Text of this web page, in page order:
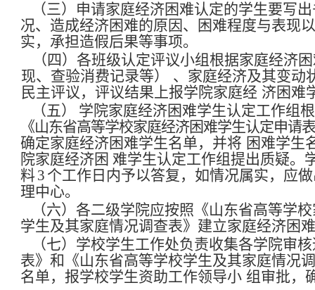
（三）申请家庭经济困难认定的学生要写
况、造成经济困难的原因、困难程度与表现
实，承担造假后果等事项。
（四）各班级认定评议小组根据家庭经济
现、查验消费记录等）
、家庭经济及其变动
民主评议，评议结果上报学院家庭经 济困难
（五）
学院家庭经济困难学生认定工作组
《山东省高等学校家庭经济困难学生认定申请
确定家庭经济困难学生名单，并将 困难学生
院家庭经济困 难学生认定工作组提出质疑。
料3 个工作日内予以答复，如情况属实，应
理中心。
（六）各二级学院应按照《山东省高等学
学生及其家庭情况调查表》建立家庭经济困
（七）学校学生工作处负责收集各学院审
表》和《山东省高等学校学生及其家庭情况
名单，报学校学生资助工作领导小 组审批，